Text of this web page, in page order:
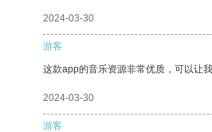
2024-03-30
游客
这款app的音乐资源非常优质，可以让
2024-03-30
游客